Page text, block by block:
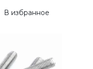
В избранное